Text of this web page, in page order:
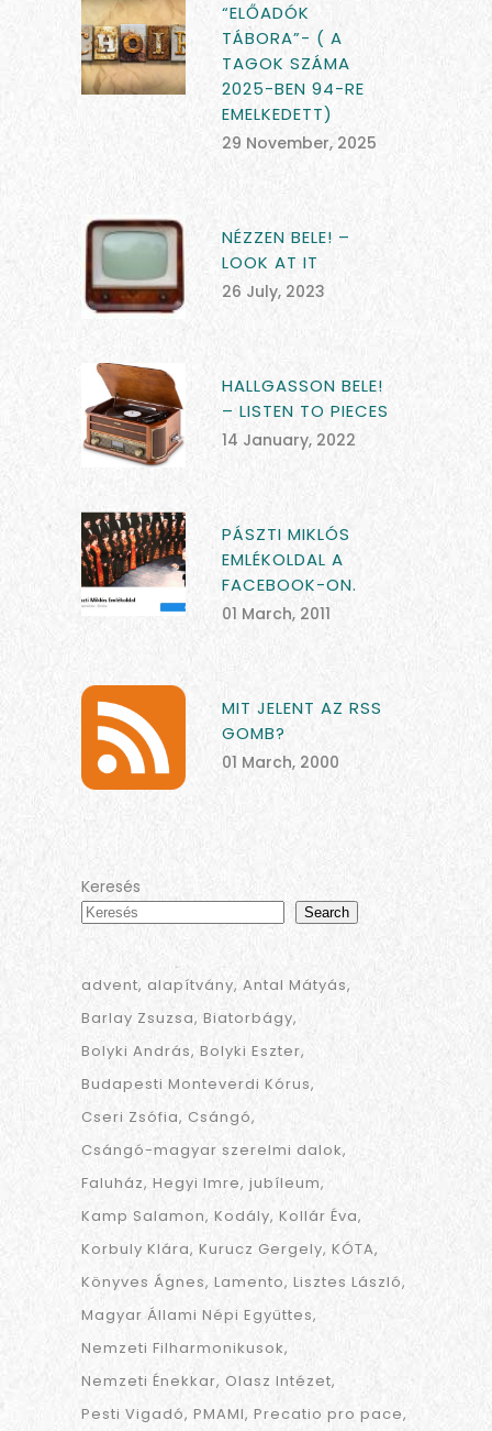
“ELŐADÓK
TÁBORA”- ( A
TAGOK SZÁMA
2025-BEN 94-RE
EMELKEDETT)
29 November, 2025
NÉZZEN BELE! –
LOOK AT IT
26 July, 2023
HALLGASSON BELE!
– LISTEN TO PIECES
14 January, 2022
PÁSZTI MIKLÓS
EMLÉKOLDAL A
FACEBOOK-ON.
01 March, 2011
MIT JELENT AZ RSS
GOMB?
01 March, 2000
Keresés
Search
advent alapítvány Antal Mátyás
Barlay Zsuzsa Biatorbágy
Bolyki András Bolyki Eszter
Budapesti Monteverdi Kórus
Cseri Zsófia Csángó
Csángó-magyar szerelmi dalok
Faluház Hegyi Imre jubíleum
Kamp Salamon Kodály Kollár Éva
Korbuly Klára Kurucz Gergely KÓTA
Könyves Ágnes Lamento Lisztes László
Magyar Állami Népi Együttes
Nemzeti Filharmonikusok
Nemzeti Énekkar Olasz Intézet
Pesti Vigadó PMAMI Precatio pro pace